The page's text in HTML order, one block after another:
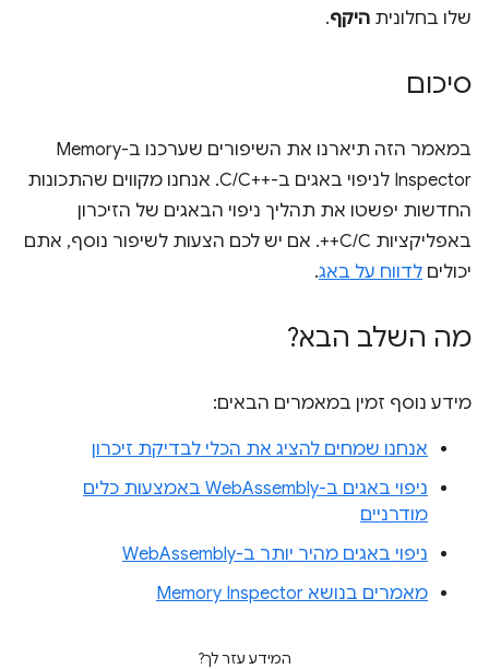
שלו בחלונית היקף.
סיכום
במאמר הזה תיארנו את השיפורים שערכנו ב-Memory
Inspector לניפוי באגים ב-C/C++‎. אנחנו מקווים שהתכונות
החדשות יפשטו את תהליך ניפוי הבאגים של הזיכרון
באפליקציות C/C++. אם יש לכם הצעות לשיפור נוסף, אתם
יכולים לדווח על באג.
מה השלב הבא?
מידע נוסף זמין במאמרים הבאים:
אנחנו שמחים להציג את הכלי לבדיקת זיכרון
ניפוי באגים ב-WebAssembly באמצעות כלים
מודרניים
ניפוי באגים מהיר יותר ב-WebAssembly
מאמרים בנושא Memory Inspector
המידע עזר לך?